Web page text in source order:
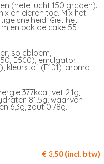
(hete lucht 150 graden).
en eieren toe. Mix het
snelheid. Giet het
en bak de cake 55
sojabloem,
E500), emulgator
kleurstof (E101), aroma,
377kcal, vet 2,1g,
81,5g, waarvan
6,3g, zout 0,78g.
€ 3,50 (incl. btw)